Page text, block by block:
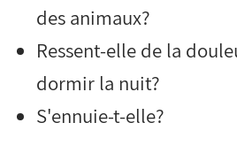
des animaux?
Ressent-elle de la
dormir la nuit?
S'ennuie-t-elle?